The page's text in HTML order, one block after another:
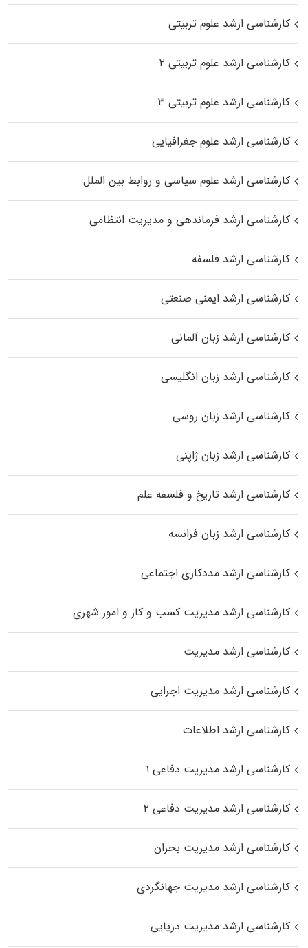
کارشناسی ارشد علوم تربیتی
کارشناسی ارشد علوم تربیتی ۲
کارشناسی ارشد علوم تربیتی ۳
کارشناسی ارشد علوم جغرافیایی
کارشناسی ارشد علوم سیاسی و روابط بین الملل
کارشناسی ارشد فرماندهی و مدیریت انتظامی
کارشناسی ارشد فلسفه
کارشناسی ارشد ایمنی صنعتی
کارشناسی ارشد زبان آلمانی
کارشناسی ارشد زبان انگلیسی
کارشناسی ارشد زبان روسی
کارشناسی ارشد زبان ژاپنی
کارشناسی ارشد تاریخ و فلسفه علم
کارشناسی ارشد زبان فرانسه
کارشناسی ارشد مددکاری اجتماعی
کارشناسی ارشد مدیریت کسب و کار و امور شهری
کارشناسی ارشد مدیریت
کارشناسی ارشد مدیریت اجرایی
کارشناسی ارشد اطلاعات
کارشناسی ارشد مدیریت دفاعی ۱
کارشناسی ارشد مدیریت دفاعی ۲
کارشناسی ارشد مدیریت بحران
کارشناسی ارشد مدیریت جهانگردی
کارشناسی ارشد مدیریت دریایی